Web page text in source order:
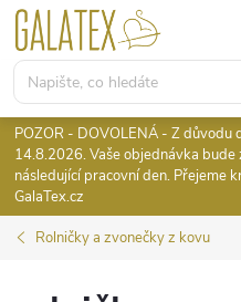
Přejít
obsah
POZOR - DOVOLENÁ - Z důvodu
14.8.2026. Vaše objednávka bude
následující pracovní den. Přejeme
GalaTex.cz
Rolničky a zvonečky z kovu